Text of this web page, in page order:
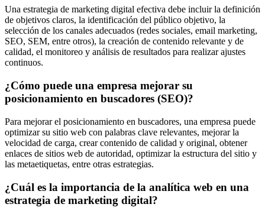
Una estrategia de marketing digital efectiva debe incluir la definición
de objetivos claros, la identificación del público objetivo, la
selección de los canales adecuados (redes sociales, email marketing,
SEO, SEM, entre otros), la creación de contenido relevante y de
calidad, el monitoreo y análisis de resultados para realizar ajustes
continuos.
¿Cómo puede una empresa mejorar su
posicionamiento en buscadores (SEO)?
Para mejorar el posicionamiento en buscadores, una empresa puede
optimizar su sitio web con palabras clave relevantes, mejorar la
velocidad de carga, crear contenido de calidad y original, obtener
enlaces de sitios web de autoridad, optimizar la estructura del sitio y
las metaetiquetas, entre otras estrategias.
¿Cuál es la importancia de la analítica web en una
estrategia de marketing digital?